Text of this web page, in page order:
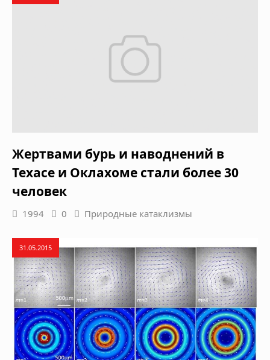
Жертвами бурь и наводнений в
Техасе и Оклахоме стали более 30
человек
1994 0 Природные катаклизмы
31.05.2015